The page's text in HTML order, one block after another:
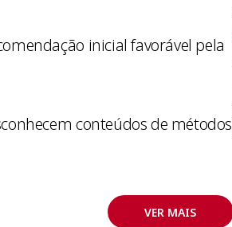
inicial favorável pela
conteúdos de métodos
VER MAIS